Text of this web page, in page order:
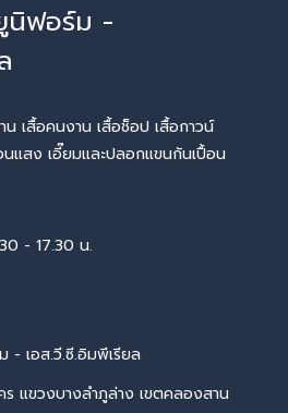
นิฟอร์ม -
เสื้อคนงาน เสื้อช็อป เสื้อกาวน์
นแสง เอี๊ยมและปลอกแขนกันเปื้อน
- 17.30 น.
- เอส.วี.ซี.อิมพีเรียล
แขวงบางลำภูล่าง เขตคลองสาน